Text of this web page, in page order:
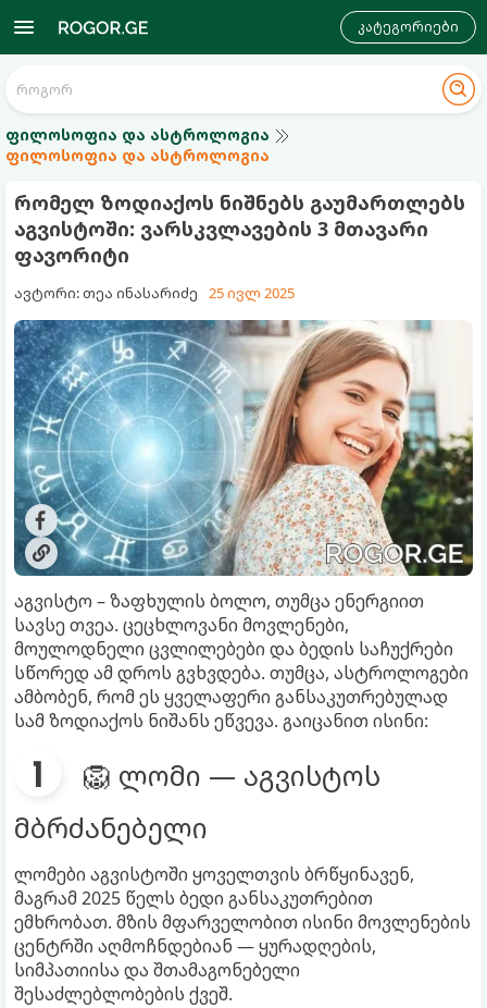
კატეგორიები
ფილოსოფია და ასტროლოგია
ფილოსოფია და ასტროლოგია
რომელ ზოდიაქოს ნიშნებს გაუმართლებს
აგვისტოში: ვარსკვლავების 3 მთავარი
ფავორიტი
ავტორი: თეა ინასარიძე 25 ივლ 2025
აგვისტო – ზაფხულის ბოლო, თუმცა ენერგიით
სავსე თვეა. ცეცხლოვანი მოვლენები,
მოულოდნელი ცვლილებები და ბედის საჩუქრები
სწორედ ამ დროს გვხვდება. თუმცა, ასტროლოგები
ამბობენ, რომ ეს ყველაფერი განსაკუთრებულად
სამ ზოდიაქოს ნიშანს ეწვევა. გაიცანით ისინი:
🦁 ლომი — აგვისტოს
მბრძანებელი
ლომები აგვისტოში ყოველთვის ბრწყინავენ,
მაგრამ 2025 წელს ბედი განსაკუთრებით
ემხრობათ. მზის მფარველობით ისინი მოვლენების
ცენტრში აღმოჩნდებიან — ყურადღების,
სიმპათიისა და შთამაგონებელი
შესაძლებლობების ქვეშ.